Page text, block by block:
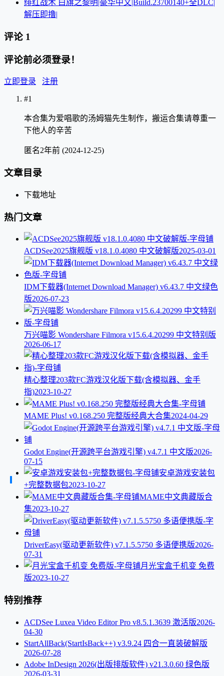
绯红战术 白旗之黎明|豪华中文|Build.23700140+全DLC|
解压即撸|
评论 1
评论前必须登录！
立即登录 注册
#1
本合集为爱唱歌的汤姆猫先生制作，搬运合集请尊重一
下他人的辛苦
匿名2年前 (2024-12-25)
文章目录
下载地址
热门文章
ACDSee2025旗舰版 v18.1.0.4080 中文破解版2025-03-01
IDM下载器(Internet Download Manager) v6.43.7 中文绿色
版2026-07-23
万兴喵影 Wondershare Filmora v15.6.4.20299 中文特别版
2026-06-17
精心整理203款FC游戏汉化版下载(含模拟器、金手
指)2023-10-27
MAME Plus! v0.168.250 完整版经典大合集2024-04-29
Godot Engine(开源跨平台游戏引擎) v4.7.1 中文版2026-
07-15
安卓游戏安装包
+完整数据包2023-10-27
MAME中文典藏版合
集2023-10-27
DriverEasy(驱动更新软件) v7.1.5.5750 多语便携版2026-
07-31
月光宝盒千机变 免费
版2023-10-27
特别推荐
ACDSee Luxea Video Editor Pro v8.5.1.3639 激活版2026-
04-30
StartAllBack(StartIsBack++) v3.9.24 四合一直装破解版
2026-07-28
Adobe InDesign 2026(出版排版软件) v21.3.0.60 绿色版
2026-03-31